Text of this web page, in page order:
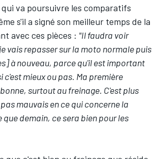
va poursuivre les comparatifs
s'il a signé son meilleur temps de la
avec ces pièces : "Il faudra voir
vais repasser sur la moto normale puis
à nouveau, parce qu'il est important
c'est mieux ou pas. Ma première
surtout au freinage. C'est plus
mauvais en ce qui concerne la
que demain, ce sera bien pour les